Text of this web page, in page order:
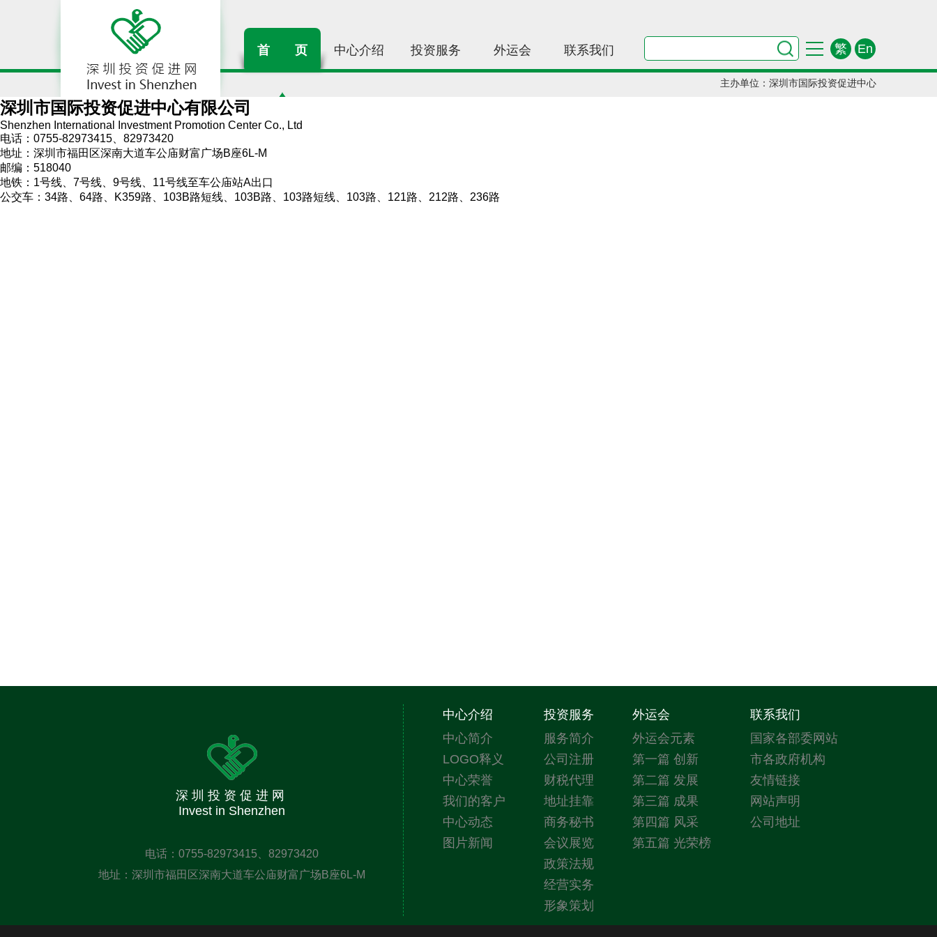
繁 En
首 页 中心介绍 投资服务 外运会 联系我们
主办单位：深圳市国际投资促进中心
深圳市国际投资促进中心有限公司
Shenzhen International Investment Promotion Center Co., Ltd
电话：0755-82973415、82973420
地址：深圳市福田区深南大道车公庙财富广场B座6L-M
邮编：518040
地铁：1号线、7号线、9号线、11号线至车公庙站A出口
公交车：34路、64路、K359路、103B路短线、103B路、103路短线、103路、121路、212路、236路
深圳投资促进网
Invest in Shenzhen
电话：0755-82973415、82973420
地址：深圳市福田区深南大道车公庙财富广场B座6L-M
中心介绍
中心简介
LOGO释义
中心荣誉
我们的客户
中心动态
图片新闻
投资服务
服务简介
公司注册
财税代理
地址挂靠
商务秘书
会议展览
政策法规
经营实务
形象策划
外运会
外运会元素
第一篇 创新
第二篇 发展
第三篇 成果
第四篇 风采
第五篇 光荣榜
联系我们
国家各部委网站
市各政府机构
友情链接
网站声明
公司地址